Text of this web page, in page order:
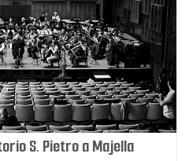
S. Pietro a Majella